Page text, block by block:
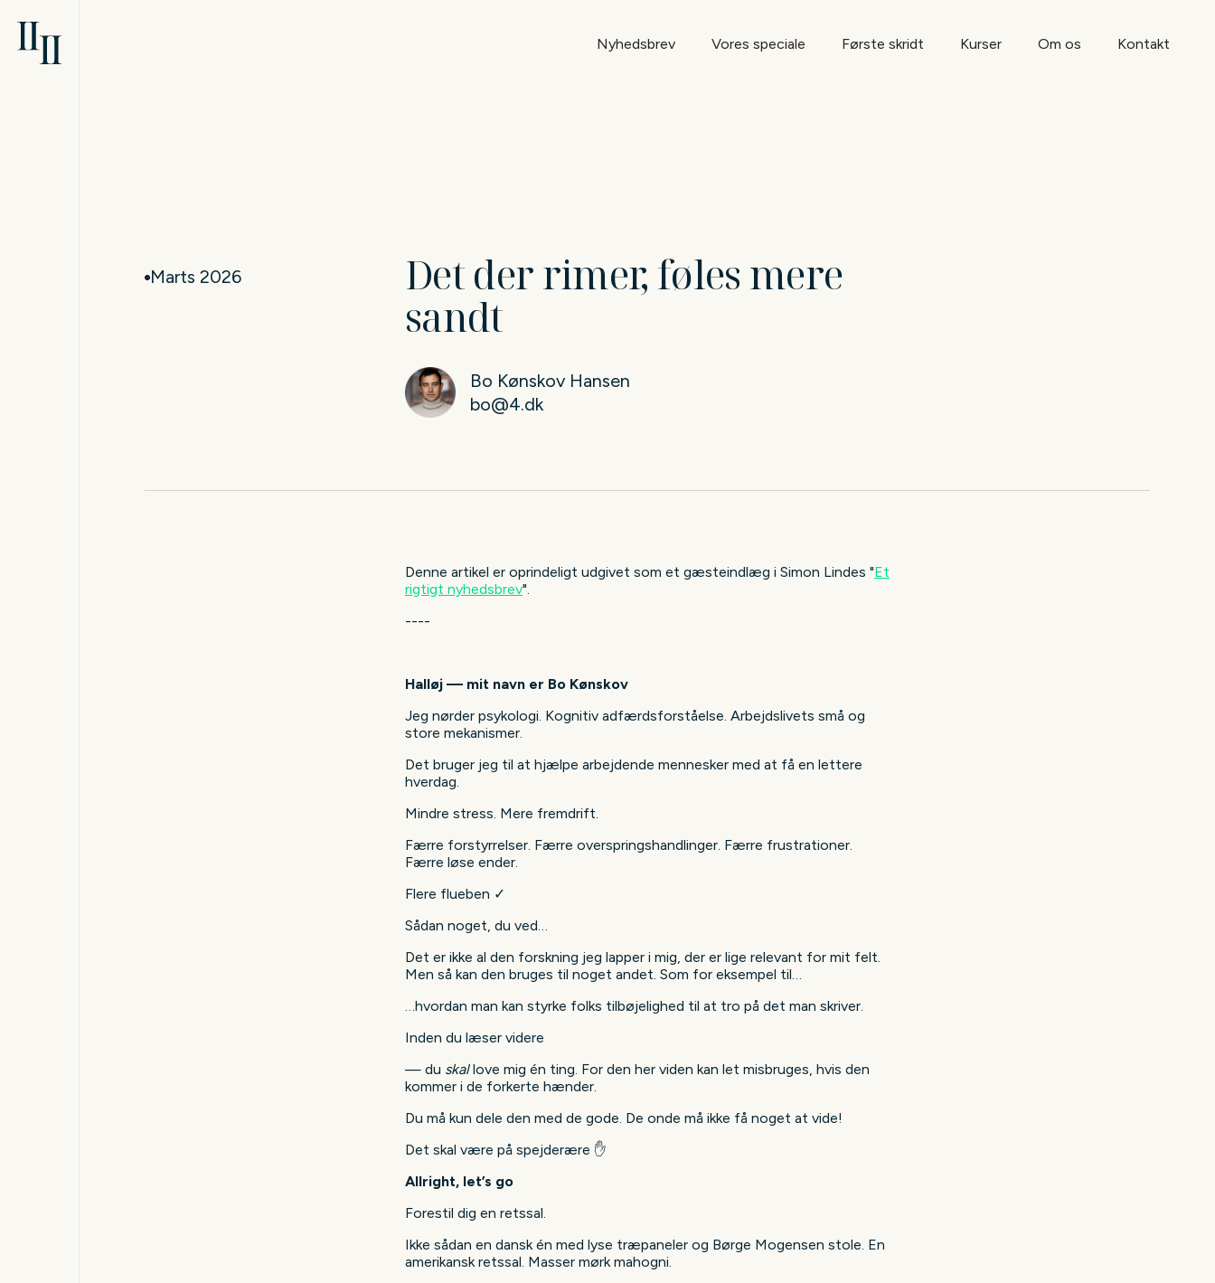
Nyhedsbrev Vores speciale Første skridt Kurser Om os Kontakt
Marts 2026 Det der rimer, føles mere
sandt
Bo Kønskov Hansen
bo@4.dk
Denne artikel er oprindeligt udgivet som et gæsteindlæg i Simon Lindes "Et
rigtigt nyhedsbrev".
----
Halløj — mit navn er Bo Kønskov
Jeg nørder psykologi. Kognitiv adfærdsforståelse. Arbejdslivets små og
store mekanismer.
Det bruger jeg til at hjælpe arbejdende mennesker med at få en lettere
hverdag.
Mindre stress. Mere fremdrift.
Færre forstyrrelser. Færre overspringshandlinger. Færre frustrationer.
Færre løse ender.
Flere flueben ✓
Sådan noget, du ved…
Det er ikke al den forskning jeg lapper i mig, der er lige relevant for mit felt.
Men så kan den bruges til noget andet. Som for eksempel til…
…hvordan man kan styrke folks tilbøjelighed til at tro på det man skriver.
Inden du læser videre
— du skallove mig én ting. For den her viden kan let misbruges, hvis den
kommer i de forkerte hænder.
Du må kun dele den med de gode. De onde må ikke få noget at vide!
Det skal være på spejderære ✋
Allright, let’s go
Forestil dig en retssal.
Ikke sådan en dansk én med lyse træpaneler og Børge Mogensen stole. En
amerikansk retssal. Masser mørk mahogni.